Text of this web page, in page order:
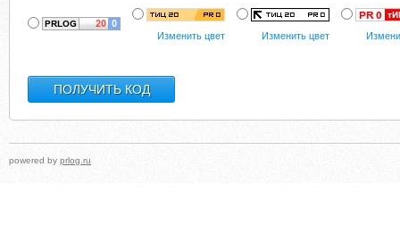
Изменить цвет Изменить цвет
powered by prlog.ru